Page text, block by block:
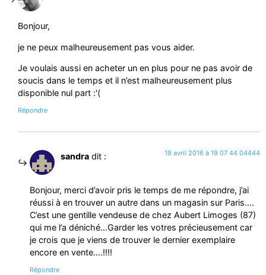
Bonjour,
je ne peux malheureusement pas vous aider.
Je voulais aussi en acheter un en plus pour ne pas avoir de
soucis dans le temps et il n’est malheureusement plus
disponible nul part :'(
Répondre
sandra dit : 19 avril 2016 à 19 07 44 04444
Bonjour, merci d’avoir pris le temps de me répondre, j’ai
réussi à en trouver un autre dans un magasin sur Paris….
C’est une gentille vendeuse de chez Aubert Limoges (87)
qui me l’a déniché…Garder les votres précieusement car
je crois que je viens de trouver le dernier exemplaire
encore en vente….!!!!
Répondre